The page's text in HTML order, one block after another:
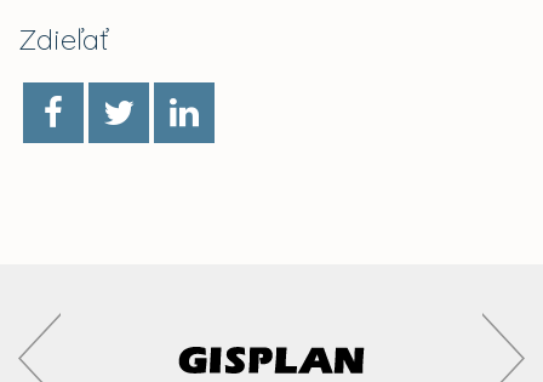
Zdieľať